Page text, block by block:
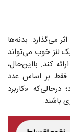
می‌گذارد. بدنه‌ها
لنز خوب می‌تواند
کند. بااین‌حال،
فقط بر اساس عدد
«کاربرد
باشند.